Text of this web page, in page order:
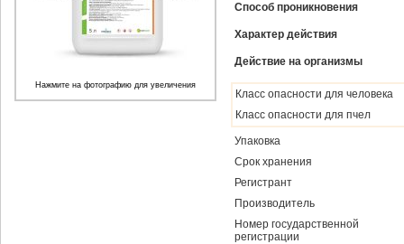
Способ проникновения
Характер действия
Действие на организмы
Класс опасности для человека
Класс опасности для пчел
Упаковка
Срок хранения
Регистрант
Производитель
Номер государственной
регистрации
Нажмите на фотографию для увеличения